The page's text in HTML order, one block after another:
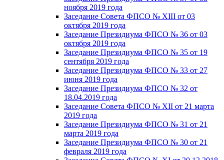
ноября 2019 года
Заседание Совета ФПСО № XIII от 03
октября 2019 года
Заседание Президиума ФПСО № 36 от 03
октября 2019 года
Заседание Президиума ФПСО № 35 от 19
сентября 2019 года
Заседание Президиума ФПСО № 33 от 27
июня 2019 года
Заседание Президиума ФПСО № 32 от
18.04.2019 года
Заседание Совета ФПСО № XII от 21 марта
2019 года
Заседание Президиума ФПСО № 31 от 21
марта 2019 года
Заседание Президиума ФПСО № 30 от 21
февраля 2019 года